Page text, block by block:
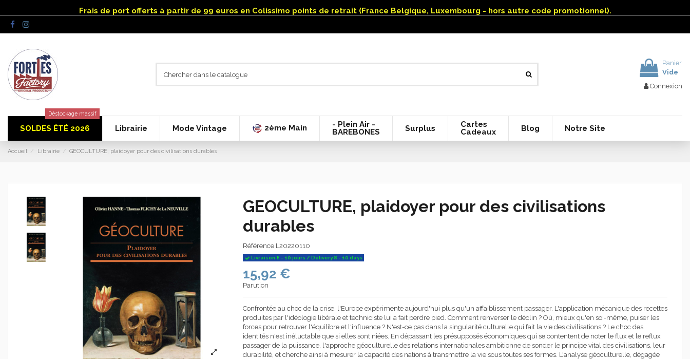
Frais de port offerts à partir de 99 euros en Colissimo points de retrait (France Belgique, Luxembourg - hors autre code promotionnel).
Panier
Vide
Connexion
SOLDES ÉTÉ 2026
Déstockage massif
Librairie Mode Vintage 2ème Main
- Plein Air -
BAREBONES
Surplus
Cartes
Cadeaux
Blog Notre Site
Accueil Librairie GEOCULTURE, plaidoyer pour des civilisations durables
GEOCULTURE, plaidoyer pour des civilisations
durables
Référence L20220110
Livraison 8 - 10 jours / Delivery 8 - 10 days
15,92 €
Parution
Confrontée au choc de la crise, l'Europe expérimente aujourd'hui plus qu'un affaiblissement passager. L'application mécanique des recettes
produites par l'idéologie libérale et techniciste lui a fait perdre pied. Comment renverser le déclin ? Où, mieux qu'en soi-même, puiser les
forces pour retrouver l'équilibre et l'influence ? N'est-ce pas dans la singularité culturelle qui fait la vie des civilisations ? Le choc des
identités n'est inéluctable que si elles sont niées. En dépassant les présupposés économiques qui se contentent de noter le flux et le reflux
passager de la puissance, l'approche géoculturelle des relations internationales ambitionne de sonder le principe vital des civilisations, leur
durabilité, et cherche ainsi à mesurer la capacité des nations à transmettre la vie sous toutes ses formes. L'analyse géoculturelle, dégagée